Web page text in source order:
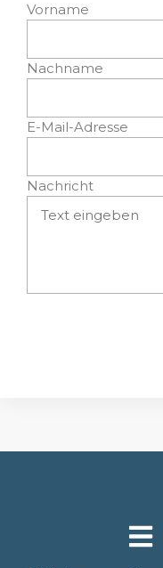
Vorname
Nachname
E-Mail-Adresse
Nachricht